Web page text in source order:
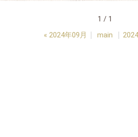
1 / 1
« 2024年09月 main